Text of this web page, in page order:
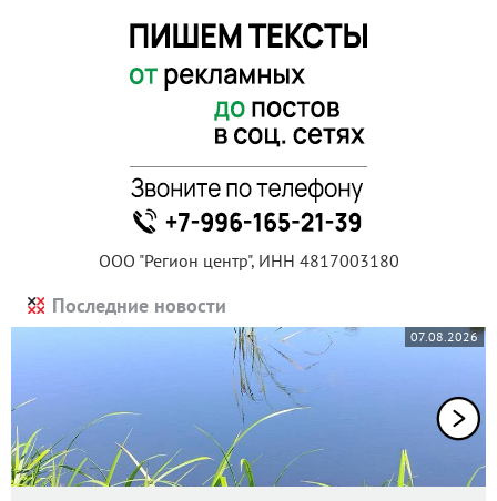
ООО "Регион центр", ИНН 4817003180
Последние новости
07.08.2026